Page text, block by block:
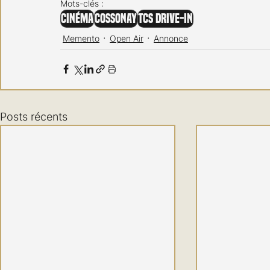
Mots-clés :
CinémaCossonayTCS Drive-In
Memento Open Air Annonce
Posts récents